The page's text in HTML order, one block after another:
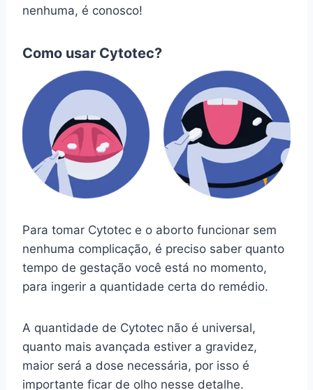
nenhuma, é conosco!
Como usar Cytotec?
Para tomar Cytotec e o aborto funcionar sem
nenhuma complicação, é preciso saber quanto
tempo de gestação você está no momento,
para ingerir a quantidade certa do remédio.
A quantidade de Cytotec não é universal,
quanto mais avançada estiver a gravidez,
maior será a dose necessária, por isso é
importante ficar de olho nesse detalhe.